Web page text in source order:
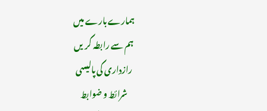
ہمارے بارے میں
ہم سے رابطہ کریں
رازداری کی پالیسی
شرائط و ضوابط